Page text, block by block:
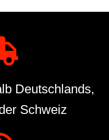
Deutschlands,
Schweiz